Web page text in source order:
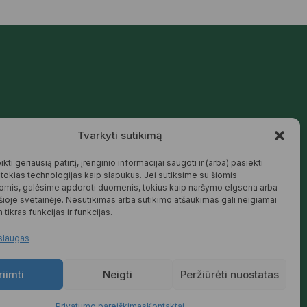
Tvarkyti sutikimą
geriausią patirtį, įrenginio informacijai saugoti ir (arba) pasiekti
technologijas kaip slapukus. Jei sutiksime su šiomis
galėsime apdoroti duomenis, tokius kaip naršymo elgsena arba
svetainėje. Nesutikimas arba sutikimo atšaukimas gali neigiamai
tikras funkcijas ir funkcijas.
Neigti Peržiūrėti nuostatas
apie šeimą, jaukius namus ir harmoningą
draugiškos tiek Jums, tiek gamtai.
SKAITYTI DAUGIAU